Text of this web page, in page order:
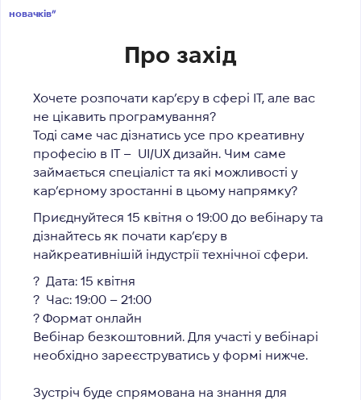
новачків”
Про захід
Хочете розпочати кар’єру в сфері ІТ, але вас
не цікавить програмування?
Тоді саме час дізнатись усе про креативну
професію в ІТ – UI/UX дизайн. Чим саме
займається спеціаліст та які можливості у
кар’єрному зростанні в цьому напрямку?
Приєднуйтеся 15 квітня о 19:00до вебінару та
дізнайтесь як почати кар’єру в
найкреативнішій індустрії технічної сфери.
? Дата: 15 квітня
? Час: 19:00 – 21:00
? Формат онлайн
Вебінар безкоштовний. Для участі у вебінарі
необхідно зареєструватись у формі нижче.
Зустріч буде спрямована на знання для